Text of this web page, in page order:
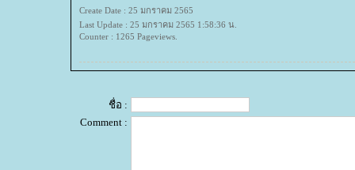
Create Date : 25 มกราคม 2565
Last Update : 25 มกราคม 2565 1:58:36 น.
Counter : 1265 Pageviews.
ชื่อ :
Comment :